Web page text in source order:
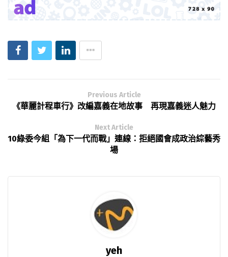
Previous Article
《華麗計程車行》改編嘉義在地故事 再現嘉義迷人魅力
Next Article
10綠委今組「為下一代而戰」連線：拒絕國會成政治綜藝秀
場
yeh